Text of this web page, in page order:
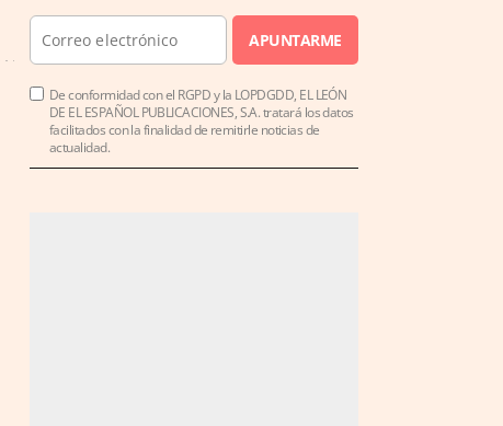
APUNTARME
De conformidad con el RGPD y la LOPDGDD, EL LEÓN
DE EL ESPAÑOL PUBLICACIONES, S.A. tratará los datos
facilitados con la finalidad de remitirle noticias de
actualidad.